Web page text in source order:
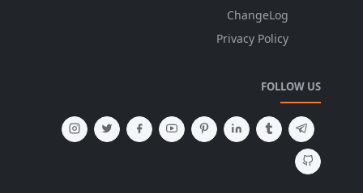
ChangeLog
Privacy Policy
FOLLOW US